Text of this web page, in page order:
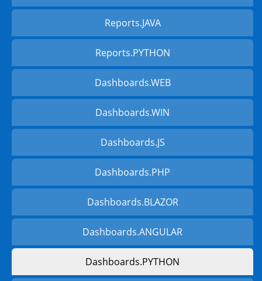
Reports.JAVA
Reports.PYTHON
Dashboards.WEB
Dashboards.WIN
Dashboards.JS
Dashboards.PHP
Dashboards.BLAZOR
Dashboards.ANGULAR
Dashboards.PYTHON